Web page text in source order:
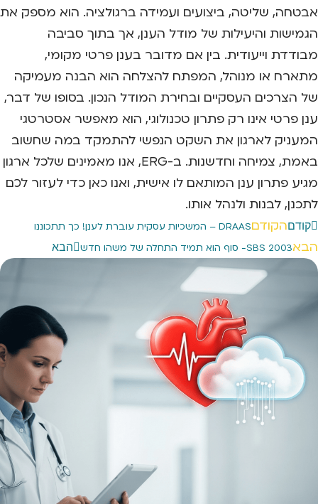
אבטחה, שליטה, ביצועים ועמידה ברגולציה. הוא מספק את
הגמישות והיעילות של מודל הענן, אך בתוך סביבה
מבודדת וייעודית. בין אם מדובר בענן פרטי מקומי,
מתארח או מנוהל, המפתח להצלחה הוא הבנה מעמיקה
של הצרכים העסקיים ובחירת המודל הנכון. בסופו של דבר,
ענן פרטי אינו רק פתרון טכנולוגי, הוא מאפשר אסטרטגי
המעניק לארגון את השקט הנפשי להתמקד במה שחשוב
באמת, צמיחה וחדשנות. ב-ERG, אנו מאמינים שלכל ארגון
מגיע פתרון ענן המותאם לו אישית, ואנו כאן כדי לעזור לכם
לתכנן, לבנות ולנהל אותו.
קודםהקודםDRAAS – המשכיות עסקית עוברת לענן! כך תתכוננו
הבאSBS 2003- סוף הוא תמיד התחלה של משהו חדש הבא